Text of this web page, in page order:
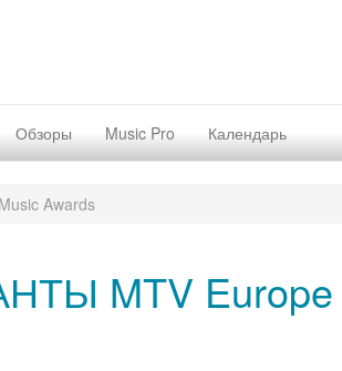
Обзоры Music Pro Календарь
Awards
MTV Europe